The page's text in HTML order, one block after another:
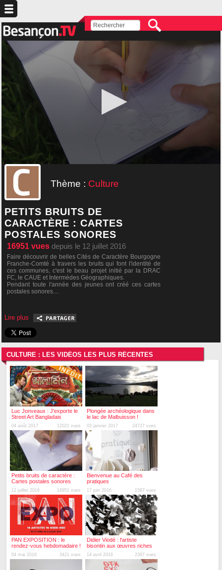
Thème : Culture
PETITS BRUITS DE
CARACTÈRE : CARTES
POSTALES SONORES
16951 vues depuis le 12 juillet 2016
Faire découvrir de belles Cités de Caractère Bourgogne
Franche-Comté à travers les bruits qui font l'identité de
ces communes, c'est le beau projet initié par la DRAC
FC, le CAUE et Intermèdes Géographiques.
Pendant toute l'année des jeunes ont créé ces cartes
postales sonores....
Lire plus
CULTURE : LES VIDÉOS LES PLUS RÉCENTES
Luc Jonveaux : J'exporte le
Street Art Bangladais
04 août 2017 12021 vues
Plongée archéologique dans
le lac de Malbuisson !
03 janvier 2017 24727 vues
Petits bruits de caractère :
Cartes postales sonores
12 juillet 2016 16951 vues
Bienvenue au Café des
pratiques
17 juin 2016 1587 vues
PAN EXPOSITION : le
rendez-vous hebdomadaire !
04 mai 2016 3421 vues
Didier Viodé : l'artiste
bisontin aux œuvres riches
et pluridisciplinaires !
14 avril 2016 2397 vues